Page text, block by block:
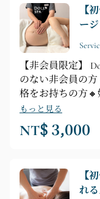
【
ー
【非会員限定】
のない非会員の
格をお持ちの方
サージのテクニッ
は10年以上の豊
とプロのアロマセ
Beauty Training
ー資格】を取得し
もっと見る
NT$ 3,000
【
れ